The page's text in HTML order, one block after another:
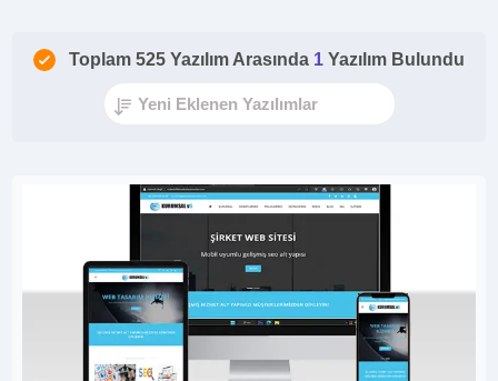
Toplam 525 Yazılım Arasında 1 Yazılım Bulundu